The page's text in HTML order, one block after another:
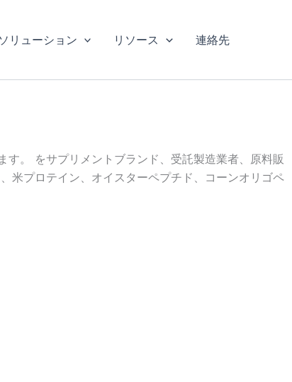
リューション リソース 連絡先
。 をサプリメントブランド、受託製造業者、原料販
米プロテイン、オイスターペプチド、コーンオリゴペ